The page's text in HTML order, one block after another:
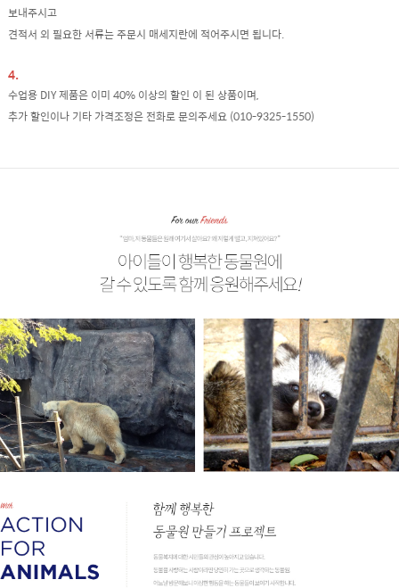
보내주시고
견적서 외 필요한 서류는 주문시 매세지란에 적어주시면 됩니다.
4.
수업용 DIY 제품은 이미 40% 이상의 할인 이 된 상품이며,
추가 할인이나 기타 가격조정은 전화로 문의주세요 (010-9325-1550)